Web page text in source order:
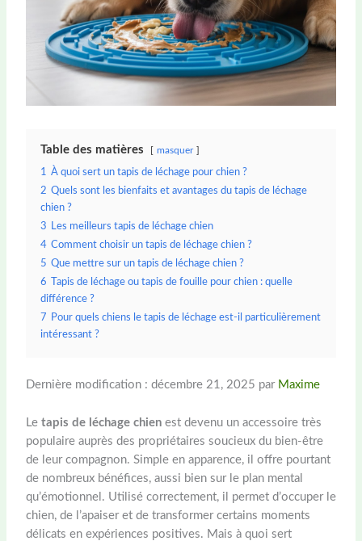
Table des matières masquer
1 À quoi sert un tapis de léchage pour chien ?
2 Quels sont les bienfaits et avantages du tapis de léchage
chien ?
3 Les meilleurs tapis de léchage chien
4 Comment choisir un tapis de léchage chien ?
5 Que mettre sur un tapis de léchage chien ?
6
Tapis de léchage ou tapis de fouille pour chien : quelle
différence ?
7 Pour quels chiens le tapis de léchage est-il particulièrement
intéressant ?
Dernière modification : décembre 21, 2025 par Maxime
Le tapis de léchage chienest devenu un accessoire très
populaire auprès des propriétaires soucieux du bien-être
de leur compagnon. Simple en apparence, il offre pourtant
de nombreux bénéfices, aussi bien sur le plan mental
qu’émotionnel. Utilisé correctement, il permet d’occuper le
chien, de l’apaiser et de transformer certains moments
délicats en expériences positives. Mais à quoi sert